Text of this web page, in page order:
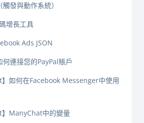
觸發與動作系統）
增長工具
Ads JSON
何連接您的PayPal賬戶
】如何在Facebook Messenger中使用
】ManyChat中的變量